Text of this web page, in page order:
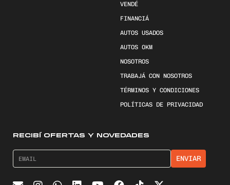
VENDÉ
FINANCIÁ
AUTOS USADOS
AUTOS 0KM
NOSOTROS
TRABAJÁ CON NOSOTROS
TÉRMINOS Y CONDICIONES
POLÍTICAS DE PRIVACIDAD
RECIBÍ OFERTAS Y NOVEDADES